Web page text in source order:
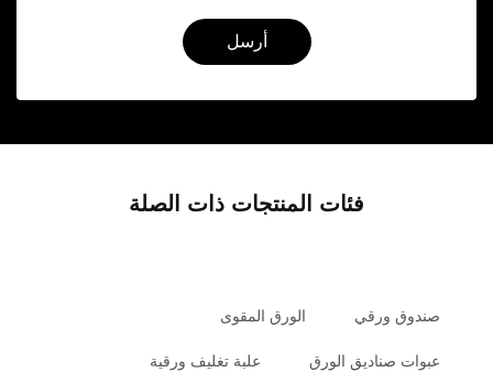
أرسل
فئات المنتجات ذات الصلة
صندوق ورقي الورق المقوى
عبوات صناديق الورق علبة تغليف ورقية